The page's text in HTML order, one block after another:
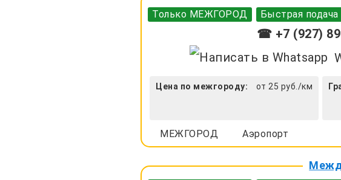
Только МЕЖГОРОД Быстрая подача
☎ +7 (927)
Цена по межгороду: от 25 руб./км
МЕЖГОРОД Аэропорт